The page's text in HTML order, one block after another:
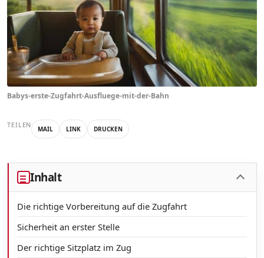
Babys-erste-Zugfahrt-Ausfluege-mit-der-Bahn
TEILEN MAIL LINK DRUCKEN
Inhalt
Die richtige Vorbereitung auf die Zugfahrt
Sicherheit an erster Stelle
Der richtige Sitzplatz im Zug